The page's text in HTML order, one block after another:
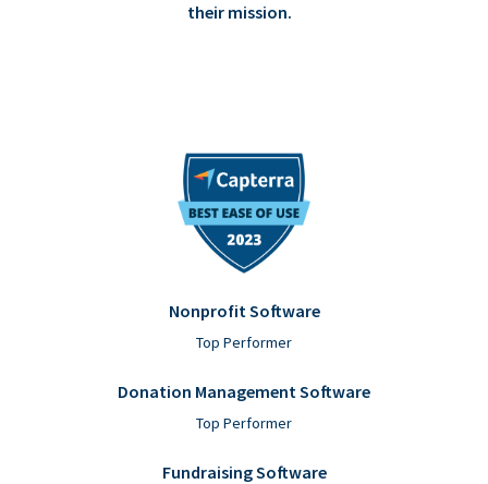
their mission.
Nonprofit Software
Top Performer
Donation Management Software
Top Performer
Fundraising Software